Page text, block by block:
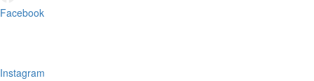
Facebook
Instagram